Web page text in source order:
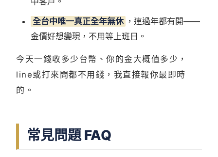
全台中唯一真正全年無休 ，連過年都有開——
金價好想變現，不用等上班日。
今天一錢收多少台幣、你的金大概值多少，
line或打來問都不用錢，我直接報你最即時
的。
常見問題 FAQ